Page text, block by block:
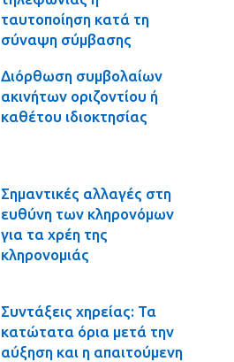
ταυτοποίηση κατά τη
σύναψη σύμβασης
Διόρθωση συμβολαίων
ακινήτων οριζοντίου ή
καθέτου ιδιοκτησίας
Σημαντικές αλλαγές στη
ευθύνη των κληρονόμων
για τα χρέη της
κληρονομιάς
Συντάξεις χηρείας: Τα
κατώτατα όρια μετά την
αύξηση και η απαιτούμενη